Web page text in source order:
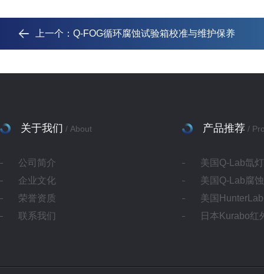
上一个： Q-FOG循环腐蚀试验箱校准与维护保养
关于我们 / About
公司简介
企业文化
荣誉资质
联系我们
产品推荐 /
美国Q-Lab氙
美国Q-Lab腐
美国
日本Kurabo红